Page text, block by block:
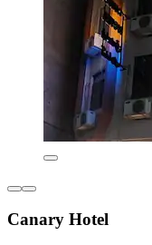
Canary Hotel